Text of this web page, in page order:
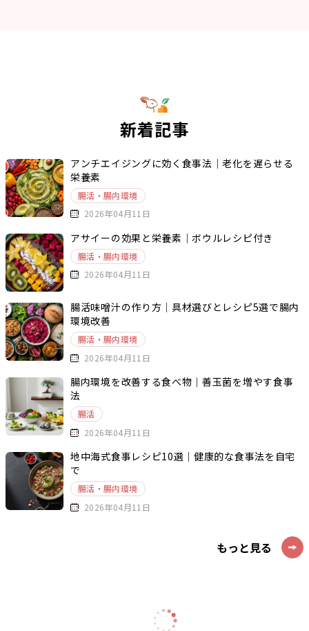
新着記事
アンチエイジングに効く食事法｜老化を遅らせる
栄養素
腸活・腸内環境
2026年04月11日
アサイーの効果と栄養素｜ボウルレシピ付き
腸活・腸内環境
2026年04月11日
腸活味噌汁の作り方｜具材選びとレシピ5選で腸内
環境改善
腸活・腸内環境
2026年04月11日
腸内環境を改善する食べ物｜善玉菌を増やす食事
法
腸活
2026年04月11日
地中海式食事レシピ10選｜健康的な食事法を自宅
で
腸活・腸内環境
2026年04月11日
もっと見る